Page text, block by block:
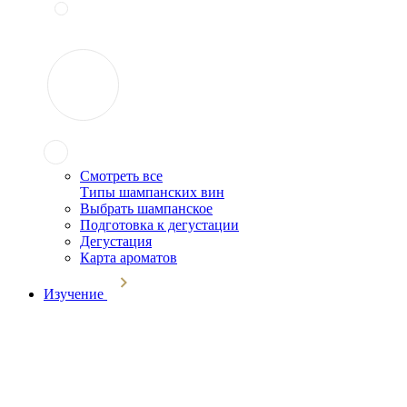
Смотреть все
Типы шампанских вин
Выбрать шампанское
Подготовка к дегустации
Дегустация
Карта ароматов
Изучение